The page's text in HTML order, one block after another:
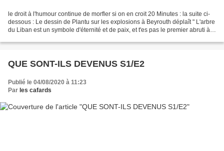
le droit à l'humour continue de morfler si on en croit 20 Minutes : la suite ci-
dessous : Le dessin de Plantu sur les explosions à Beyrouth déplaît " L'arbre
du Liban est un symbole d'éternité et de paix, et t'es pas le premier abruti à
QUE SONT-ILS DEVENUS S1/E2
Publié le 04/08/2020 à 11:23
Par les cafards